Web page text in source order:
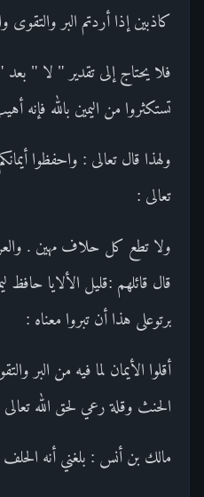
كاذبين إذا أردتم البر والتقوى
فلا يحتاج إلى تقدير " لا "
تستكثروا من اليمين بالله فإنه
ولهذا قال تعالى : واحفظوا
تعالى :
ولا تطع كل حلاف مهين .
قال قائلهم :قليل الألايا حافظ
برتوعلى هذا أن تبروا معناه :
أقلوا الأيمان لما فيه من البر
الحنث وقلة رعي لحق الله
مالك بن أنس : بلغني أنه